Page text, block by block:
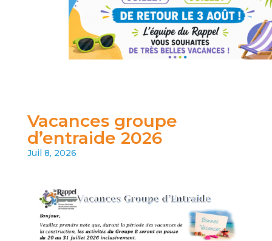
Vacances groupe
d’entraide 2026
Juil 8, 2026